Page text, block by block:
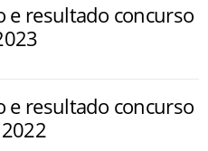
e resultado concurso
e resultado concurso